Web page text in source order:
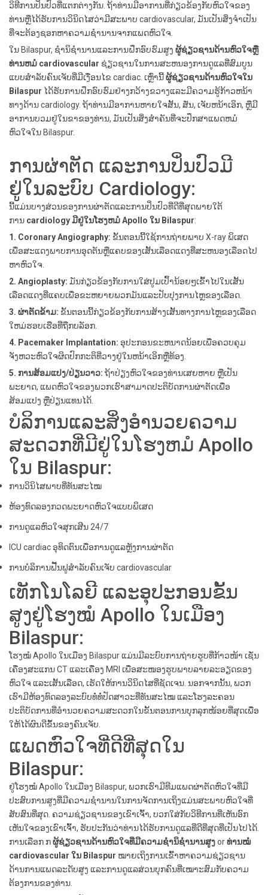
ວິທີການປິ່ນປົວທີ່ແຕກຕ່າງກັນ. ຖ້າທ່ານມີອາການທີ່ກ່ຽວຂ້ອງກັບຫົວໃຈຂອງ
ທ່ານຫຼືໄດ້ຮັບການວິນິດໄສວ່າມີສະພາບ cardiovascular, ມັນເປັນສິ່ງຈໍາເປັນ
ທີ່ຈະຕ້ອງຊອກຫາຄວາມຊໍານານຈາກແພດຫົວໃຈ.
ໃນ Bilaspur, ຊໍານິຊໍານານແລະການຝຶກອົບຮົມສູງ ຜູ້ຊ່ຽວຊານດ້ານຫົວໃຈຫຼື
ທ່ານຫມໍ cardiovascular ຊ່ຽວຊານໃນການສະຫນອງການດູແລທີ່ສົມບູນ
ແບບສໍາລັບຄົນເຈັບທີ່ມີເງື່ອນໄຂ cardiac. ເຫຼົ່ານີ້ຜູ້ຊ່ຽວຊານດ້ານຫົວໃຈໃນ
Bilaspur ໄດ້ຮັບການຝຶກອົບຮົມຢ່າງກວ້າງຂວາງແລະມີຄວາມຮູ້ກ້າວຫນ້າ
ທາງດ້ານ cardiology. ຖ້າທ່ານມີອາການຫາຍໃຈສັ້ນ, ສັ່ນ, ເຈັບຫນ້າເອິກ, ຫຼືມີ
ອາການບວມຢູ່ໃນຂາຂອງທ່ານ, ມັນເປັນສິ່ງສໍາຄັນທີ່ຈະປຶກສາແພດຫມໍ
ຫົວໃຈໃນ Bilaspur.
ການຜ່າຕັດ ແລະການປິ່ນປົວມີ
ຢູ່ໃນລະບົບ Cardiology:
ນີ້ແມ່ນບາງສ່ວນຂອງການຜ່າຕັດແລະການປິ່ນປົວທີ່ດີທີ່ສຸດພາຍໃຕ້
ການ cardiology ມີຢູ່ໃນໂຮງຫມໍ Apollo ໃນ Bilaspur:
1. Coronary Angiography: ຂັ້ນຕອນນີ້ໃຊ້ການຖ່າຍພາບ X-ray ພິເສດ
ເພື່ອສະແດງພາບການອຸດຕັນຫຼືແຄບຂອງເສັ້ນເລືອດແດງທີ່ສະຫນອງເລືອດໄປ
ຫາຫົວໃຈ.
2. Angioplasty: ມັນກ່ຽວຂ້ອງກັບການໃສ່ປູມເປົ້ານ້ອຍໆເຂົ້າໄປໃນເສັ້ນ
ເລືອດແດງທີ່ແຄບເພື່ອຂະຫຍາຍພວກມັນແລະປັບປຸງການໄຫຼຂອງເລືອດ.
3. ຜ່າຕັດຂ້າມ: ຂັ້ນຕອນນີ້ກ່ຽວຂ້ອງກັບການສ້າງເສັ້ນທາງການໄຫຼຂອງເລືອດ
ໃຫມ່ຮອບເຮືອທີ່ຖືກບລັອກ.
4. Pacemaker Implantation: ອຸປະກອນຂະຫນາດນ້ອຍເພື່ອຄວບຄຸມ
ຈັງຫວະຫົວໃຈຜິດປົກກະຕິທີ່ວາງຢູ່ໃນຫນ້າເອິກຫຼືທ້ອງ.
5. ການສ້ອມແປງ/ປ່ຽນວາວ: ຖ້າປ່ຽງຫົວໃຈຂອງທ່ານເສຍຫາຍ ຫຼືເປັນ
ພະຍາດ, ແພດຫົວໃຈຂອງພວກເຮົາສາມາດປະຕິບັດການຜ່າຕັດເພື່ອ
ສ້ອມແປງ ຫຼືປ່ຽນແທນໄດ້.
ບໍລິການແລະສິ່ງອໍານວຍຄວາມ
ສະດວກທີ່ມີຢູ່ໃນໂຮງຫມໍ Apollo
ໃນ Bilaspur:
ການວິນິໄສພາບທີ່ທັນສະໄໝ
ຫ້ອງທົດລອງກວດພະຍາດຫົວໃຈແບບພິເສດ
ການດູແລຫົວໃຈສຸກເສີນ 24/7
ICU cardiac ອຸທິດຕົນເພື່ອການດູແລຫຼັງການຜ່າຕັດ
ການບໍລິການຟື້ນຟູສໍາລັບຄົນເຈັບ cardiovascular
ເທັກໂນໂລຍີ ແລະອຸປະກອນຂັ້ນ
ສູງຢູ່ໂຮງໝໍ Apollo ໃນເມືອງ
Bilaspur:
ໂຮງໝໍ Apollo ໃນເມືອງ Bilaspur ແມ່ນມີລະບົບການຖ່າຍຮູບທີ່ກ້າວໜ້າ ເຊັ່ນ
ເຄື່ອງສະແກນ CT ແລະເຄື່ອງ MRI ເພື່ອສະໜອງຮູບພາບລາຍລະອຽດຂອງ
ຫົວໃຈ ແລະເສັ້ນເລືອດ, ເຮັດໃຫ້ການວິນິດໄສທີ່ຊັດເຈນ. ນອກຈາກນັ້ນ, ພວກ
ເຮົາມີຫ້ອງທົດລອງລະບົບທໍ່ທໍ່ປັດສາວະທີ່ທັນສະໄໝ ແລະໂຮງລະຄອນ
ປະຕິບັດການທີ່ອຳນວຍຄວາມສະດວກໃນຂັ້ນຕອນການບຸກລຸກໜ້ອຍທີ່ສຸດເພື່ອ
ໃຫ້ໄດ້ຜົນດີຂຶ້ນຂອງຄົນເຈັບ.
ແພດຫົວໃຈທີ່ດີທີ່ສຸດໃນ
Bilaspur:
ຢູ່ໂຮງໝໍ Apollo ໃນເມືອງ Bilaspur, ພວກເຮົາມີທີມແພດຜ່າຕັດຫົວໃຈທີ່ມີ
ປະສົບການສູງທີ່ມີຄວາມຊຳນານໃນການຈັດການເຖິງແມ່ນສະພາບຫົວໃຈທີ່
ສັບສົນທີ່ສຸດ. ຄວາມຊ່ຽວຊານຂອງເຂົາເຈົ້າ, ບວກໃສ່ກັບວິທີການທີ່ເຫັນອົກ
ເຫັນໃຈຂອງເຂົາເຈົ້າ, ຮັບປະກັນວ່າທ່ານໄດ້ຮັບການດູແລທີ່ດີທີ່ສຸດທີ່ເປັນໄປໄດ້.
ການເລືອກ ກຜູ້ຊ່ຽວຊານດ້ານຫົວໃຈທີ່ມີຄວາມຊໍານິຊໍານານສູງorທ່ານໝໍ
cardiovascular ໃນ Bilaspur ໝາຍເຖິງການເຂົ້າຫາຄວາມຊ່ຽວຊານ
ດ້ານການແພດລະດັບສູງ ແລະການດູແລສ່ວນບຸກຄົນທີ່ເໝາະສົມກັບຄວາມ
ຕ້ອງການຂອງທ່ານ.